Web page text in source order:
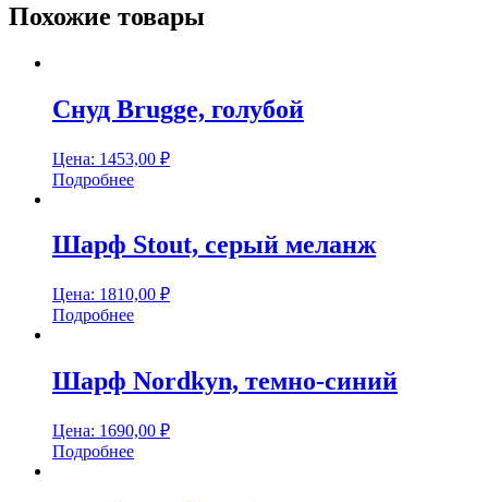
Похожие товары
Снуд Brugge, голубой
Цена: 1453,00 ₽
Подробнее
Шарф Stout, серый меланж
Цена: 1810,00 ₽
Подробнее
Шарф Nordkyn, темно-синий
Цена: 1690,00 ₽
Подробнее